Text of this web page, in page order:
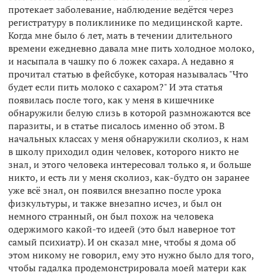
протекает заболевание, наблюдение ведётся через
регистратуру в поликлинике по медицинской карте.
Когда мне было 6 лет, мать в течении длительного
времени ежедневно давала мне пить холодное молоко,
и насыпала в чашку по 6 ложек сахара. А недавно я
прочитал статью в фейсбуке, которая называлась "Что
будет если пить молоко с сахаром?" И эта статья
появилась после того, как у меня в кишечнике
обнаружили белую слизь в которой размножаются все
паразиты, и в статье писалось именно об этом. В
начальных классах у меня обнаружили сколиоз, к нам
в школу приходил один человек, которого никто не
знал, и этого человека интересовал только я, и больше
никто, и есть ли у меня сколиоз, как-будто он заранее
уже всё знал, он появился внезапно после урока
физкультуры, и также внезапно исчез, и был он
немного странный, он был похож на человека
одержимого какой-то идеей (это был наверное тот
самый психиатр). И он сказал мне, чтобы я дома об
этом никому не говорил, ему это нужно было для того,
чтобы гадалка продемонстрировала моей матери как